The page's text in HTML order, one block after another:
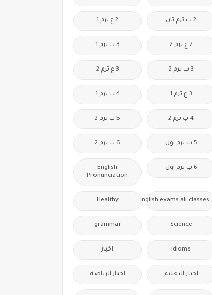
2 ث ترم ثان 2 ع ترم 1
2 ع ترم 2 3 ب ترم 1
3 ب ترم 2 3 ع ترم 2
3 ع ترم 1 4 ب ترم 1
4 ب ترم 2 5 ب ترم 2
5 ب ترم اول 6 ب ترم 2
6 ب ترم اول
English
Pronunciation
Free.English.exams.all.classes
Healthy
Science
grammar
idioms اخبار
اخبار التعليم اخبار الرياضة